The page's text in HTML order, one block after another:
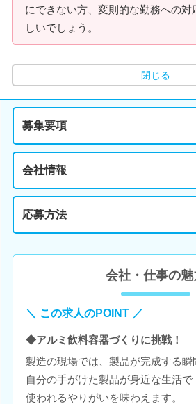
にできない方、変則的な勤務への
しいでしょう。
閉じる
募集要項
会社情報
応募方法
会社・仕事の魅
＼ この求人のPOINT ／
◆アルミ飲料容器づくりに挑戦！
製造の現場では、製品が完成する瞬
自分の手がけた製品が身近な生活で
使われるやりがいを味わえます。